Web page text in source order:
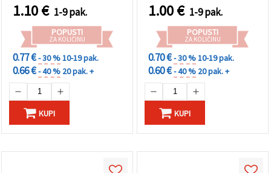
1.10€ 1-9 pak.
POPUSTI
ZA KOLIČINU
0.77 €- 30 %10-19 pak.
0.66 €- 40 % 20 pak. +
KUPI
1.00€ 1-9 pak.
POPUSTI
ZA KOLIČINU
0.70 €- 30 %10-19 pak.
0.60 €- 40 % 20 pak. +
KUPI